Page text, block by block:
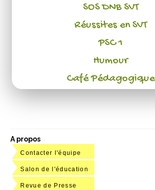
SOS DNB SVT
Réussites en SVT
PSC 1
Humour
Café Pédagogique
A propos
Contacter l'équipe
Salon de l'éducation
Revue de Presse